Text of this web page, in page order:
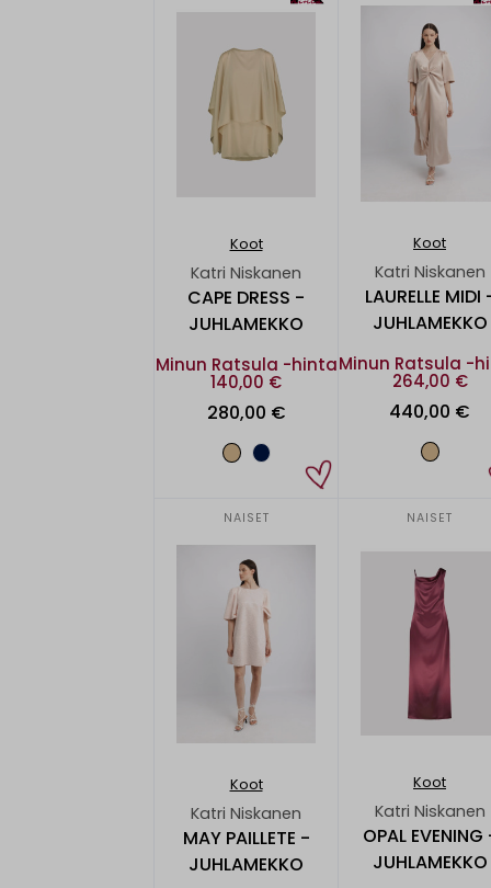
Koot
Katri Niskanen
CAPE DRESS -
JUHLAMEKKO
Minun Ratsula -hinta
140,00 €
280,00 €
Koot
Katri Niskanen
LAURELLE MIDI
JUHLAMEKKO
Minun Ratsula -
264,00 €
440,00 €
NAISET
Koot
Katri Niskanen
MAY PAILLETE -
JUHLAMEKKO
NAISET
Koot
Katri Niskanen
OPAL
JUHLAMEKKO